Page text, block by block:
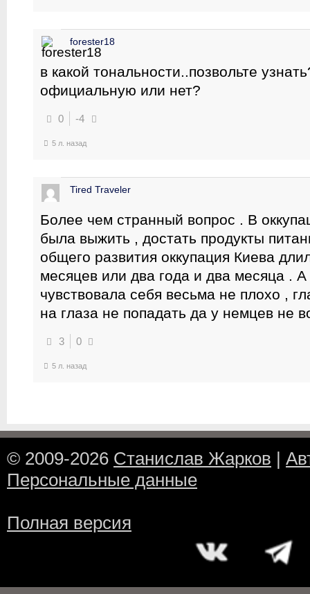
forester18
в какой тональности..позвольте
официальную или нет?
0 -4
5 л. назад
Tired Traveler
Более чем странный вопрос . В
была выжить , достать продукты
общего развития оккупация Киева
месяцев или два года и два месяца . А
чувствовала себя весьма не плохо ,
на глаза не попадать да у немцев не
3 0
5 л. назад
© 2009-2026 Станислав Жарков |
Персональные данные
Полная версия